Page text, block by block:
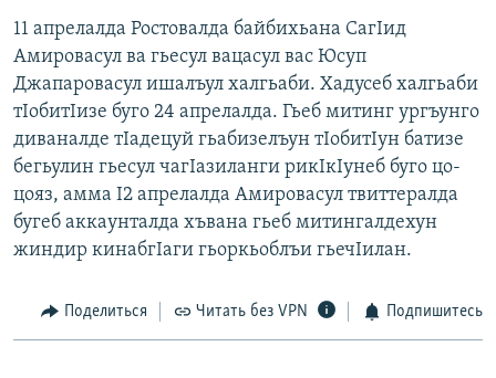
11 апрелалда Ростовалда байбихьана СагIид
Амировасул ва гьесул вацасул вас Юсуп
Джапаровасул ишалъул халгьаби. Хадусеб халгьаби
тIобитIизе буго 24 апрелалда. Гьеб митинг ургъунго
диваналде тIадецуй гьабизелъун тIобитIун батизе
бегьулин гьесул чагIазиланги рикIкIунеб буго цо-
цояз, амма I2 апрелалда Амировасул твиттералда
бугеб аккаунталда хъвана гьеб митингалдехун
жиндир кинабгIаги гьоркьоблъи гьечIилан.
Поделиться Читать без VPN Подпишитесь